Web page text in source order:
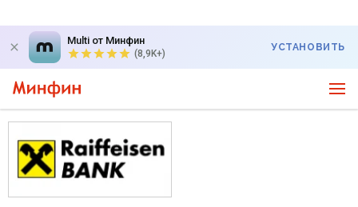
Multi от Минфин
(8,9K+)
УСТАНОВИТЬ